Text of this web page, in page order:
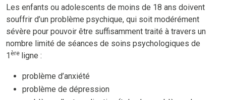
Les enfants ou adolescents de moins de 18 ans doivent
souffrir d’un problème psychique, qui soit modérément
sévère pour pouvoir être suffisamment traité à travers un
nombre limité de séances de soins psychologiques de
1 ère ligne :
problème d’anxiété
problème de dépression